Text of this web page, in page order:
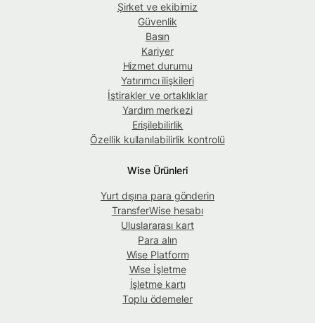
Şirket ve ekibimiz
Güvenlik
Basın
Kariyer
Hizmet durumu
Yatırımcı ilişkileri
İştirakler ve ortaklıklar
Yardım merkezi
Erişilebilirlik
Özellik kullanılabilirlik kontrolü
Wise Ürünleri
Yurt dışına para gönderin
TransferWise hesabı
Uluslararası kart
Para alın
Wise Platform
Wise İşletme
İşletme kartı
Toplu ödemeler